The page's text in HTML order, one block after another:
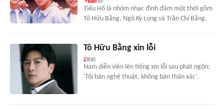
Tiểu Hổ là nhóm nhạc đình đám một thời gồm
Tô Hữu Bằng, Ngô Kỳ Long và Trần Chí Bằng.
Tô Hữu Bằng xin lỗi
Nam diễn viên lên tiếng xin lỗi sau phát ngôn:
'Tôi bán nghệ thuật, không bán thân xác'.